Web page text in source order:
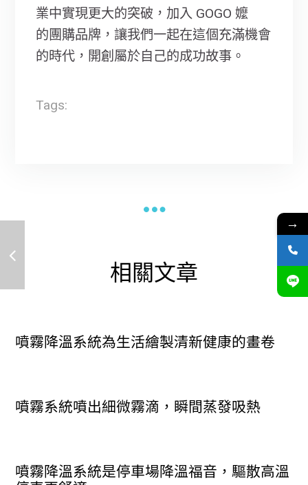
業中實現更大的突破，加入 GOGO 嬤
的團購品牌，讓我們一起在這個充滿機會
的時代，開創屬於自己的成功故事。
Tags:
相關文章
噴霧降溫系統為生活繪製清新健康的畫卷
噴霧系統噴出細微霧滴，瞬間蒸發吸熱
噴霧降溫系統是停車場降溫福音，驅散高溫
→